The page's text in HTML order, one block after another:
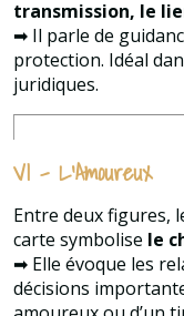
transmission, le
➡ Il parle de
protection. Idéal
juridiques.
VI – L’Amoureux
Entre deux figures,
carte symbolise le
➡ Elle évoque les
décisions